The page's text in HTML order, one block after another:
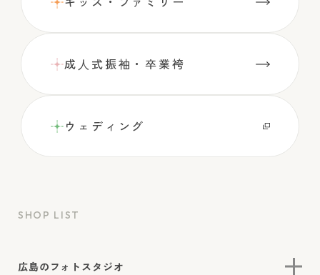
成⼈式振袖・卒業袴
ウェディング
SHOP LIST
広島のフォトスタジオ